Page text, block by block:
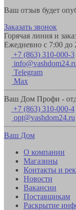
Ваш отзыв будет
Заказать звонок
Горячая линия и
Ежедневно с 7:00 до
+7 (863) 310-000-3
Telegram
Max
Ваш Дом Профи -
+7 (863) 310-000-4
opt@vashdom24.ru
Ваш Дом
О компании
Магазины
Контакты и
Новости
Вакансии
Поставщикам
Раскрытие